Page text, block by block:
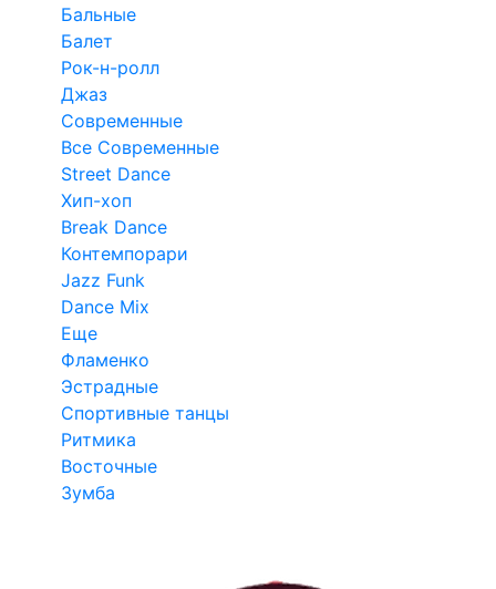
Бальные
Балет
Рок-н-ролл
Джаз
Современные
Все Современные
Street Dance
Хип-хоп
Break Dance
Контемпорари
Jazz Funk
Dance Mix
Еще
Фламенко
Эстрадные
Спортивные танцы
Ритмика
Восточные
Зумба